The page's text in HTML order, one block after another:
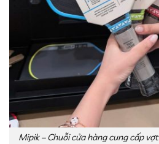
Mipik – Chuỗi cửa hàng cung cấp